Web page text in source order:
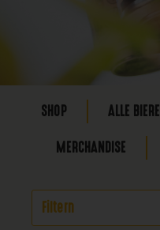
SHOP ALLE BIERE
MERCHANDISE
Filtern